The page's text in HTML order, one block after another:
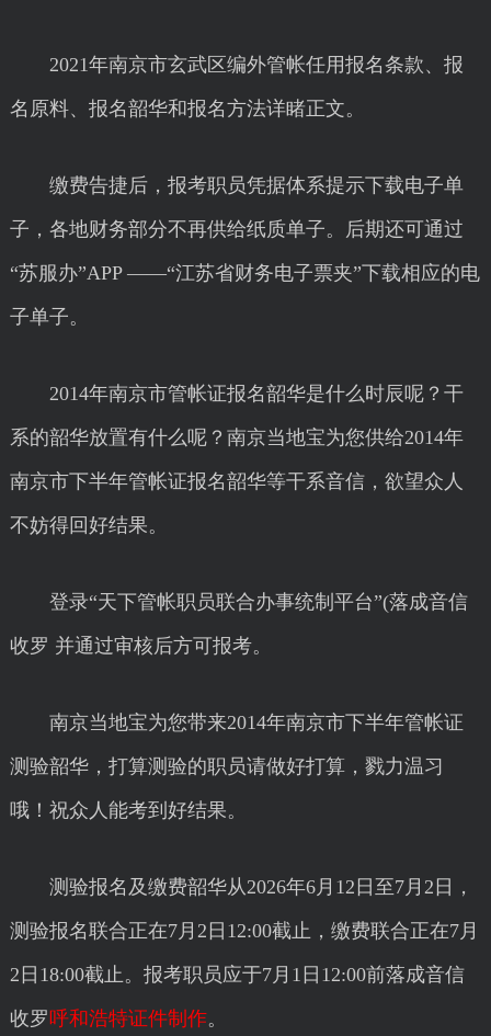
2021年南京市玄武区编外管帐任用报名条款、报
名原料、报名韶华和报名方法详睹正文。
缴费告捷后，报考职员凭据体系提示下载电子单
子，各地财务部分不再供给纸质单子。后期还可通过
“苏服办”APP ——“江苏省财务电子票夹”下载相应的电
子单子。
2014年南京市管帐证报名韶华是什么时辰呢？干
系的韶华放置有什么呢？南京当地宝为您供给2014年
南京市下半年管帐证报名韶华等干系音信，欲望众人
不妨得回好结果。
登录“天下管帐职员联合办事统制平台”(落成音信
收罗 并通过审核后方可报考。
南京当地宝为您带来2014年南京市下半年管帐证
测验韶华，打算测验的职员请做好打算，戮力温习
哦！祝众人能考到好结果。
测验报名及缴费韶华从2026年6月12日至7月2日，
测验报名联合正在7月2日12:00截止，缴费联合正在7月
2日18:00截止。报考职员应于7月1日12:00前落成音信
收罗呼和浩特证件制作。